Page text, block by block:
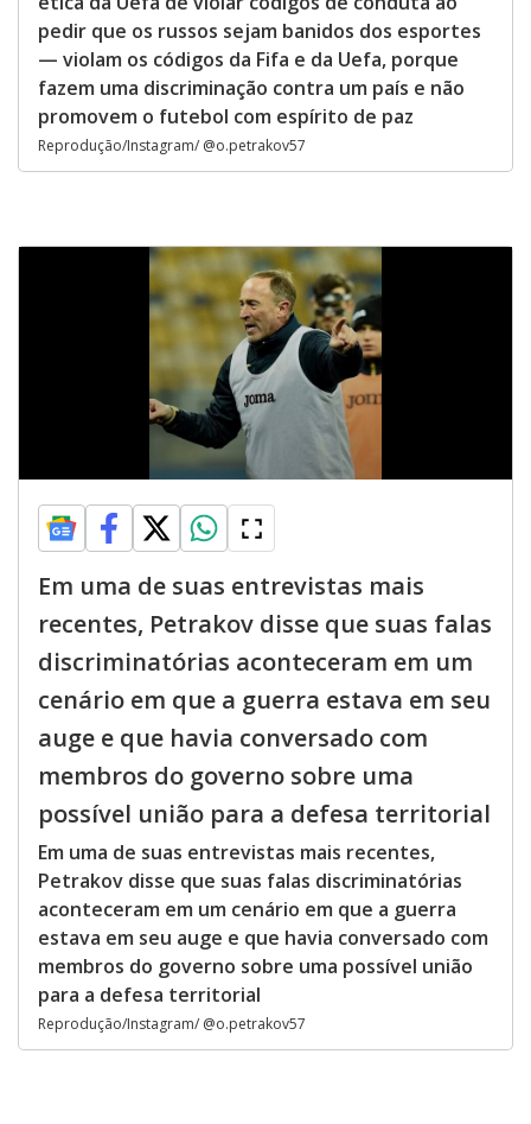
pedir que os russos sejam banidos dos esportes
— violam os códigos da Fifa e da Uefa, porque
fazem uma discriminação contra um país e não
promovem o futebol com espírito de paz
Reprodução/Instagram/ @o.petrakov57
Em uma de suas entrevistas mais
recentes, Petrakov disse que suas falas
discriminatórias aconteceram em um
cenário em que a guerra estava em seu
auge e que havia conversado com
membros do governo sobre uma
possível união para a defesa territorial
Em uma de suas entrevistas mais recentes,
Petrakov disse que suas falas discriminatórias
aconteceram em um cenário em que a guerra
estava em seu auge e que havia conversado com
membros do governo sobre uma possível união
para a defesa territorial
Reprodução/Instagram/ @o.petrakov57